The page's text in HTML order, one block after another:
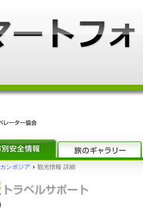
カンボジア › 観光情報 詳細